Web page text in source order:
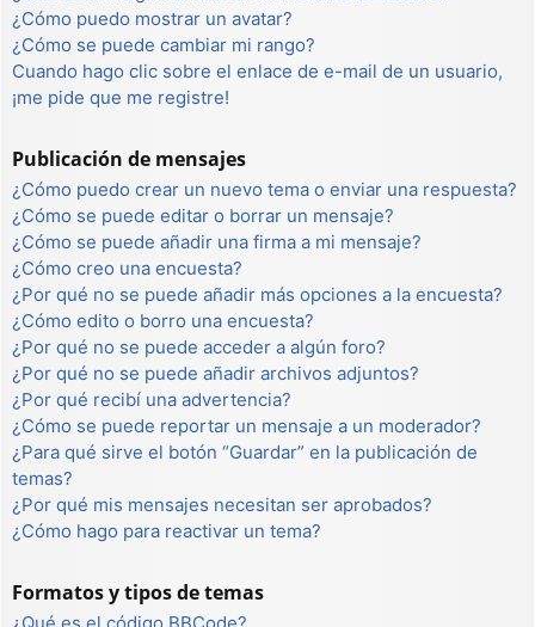
¿Cómo puedo mostrar un avatar?
¿Cómo se puede cambiar mi rango?
Cuando hago clic sobre el enlace de e-mail de un usuario,
¡me pide que me registre!
Publicación de mensajes
¿Cómo puedo crear un nuevo tema o enviar una respuesta?
¿Cómo se puede editar o borrar un mensaje?
¿Cómo se puede añadir una firma a mi mensaje?
¿Cómo creo una encuesta?
¿Por qué no se puede añadir más opciones a la encuesta?
¿Cómo edito o borro una encuesta?
¿Por qué no se puede acceder a algún foro?
¿Por qué no se puede añadir archivos adjuntos?
¿Por qué recibí una advertencia?
¿Cómo se puede reportar un mensaje a un moderador?
¿Para qué sirve el botón “Guardar” en la publicación de
temas?
¿Por qué mis mensajes necesitan ser aprobados?
¿Cómo hago para reactivar un tema?
Formatos y tipos de temas